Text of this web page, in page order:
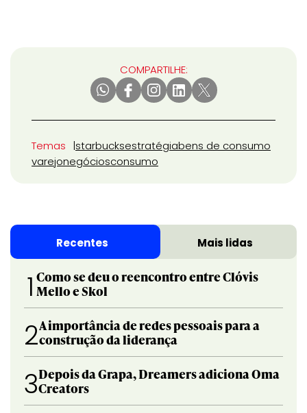
COMPARTILHE:
Temas starbucksestratégiabens de consumo
varejonegóciosconsumo
Recentes Mais lidas
1 Como se deu o reencontro entre Clóvis
Mello e Skol
2A importância de redes pessoais para a
construção da liderança
3Depois da Grapa, Dreamers adiciona Oma
Creators